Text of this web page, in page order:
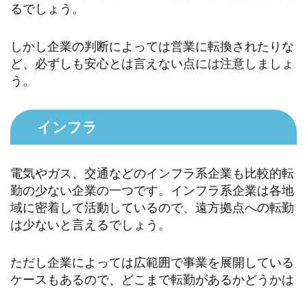
るでしょう。
しかし企業の判断によっては営業に転換されたりな
ど、必ずしも安心とは言えない点には注意しましょ
う。
インフラ
電気やガス、交通などのインフラ系企業も比較的転
勤の少ない企業の一つです。インフラ系企業は各地
域に密着して活動しているので、遠方拠点への転勤
は少ないと言えるでしょう。
ただし企業によっては広範囲で事業を展開している
ケースもあるので、どこまで転勤があるかどうかは